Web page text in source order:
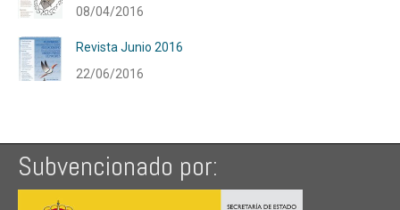
08/04/2016
Revista Junio 2016
22/06/2016
Subvencionado por: